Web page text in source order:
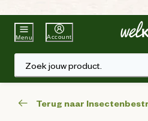
Beste
Menu Account
Zoek jouw product.
Terug naar